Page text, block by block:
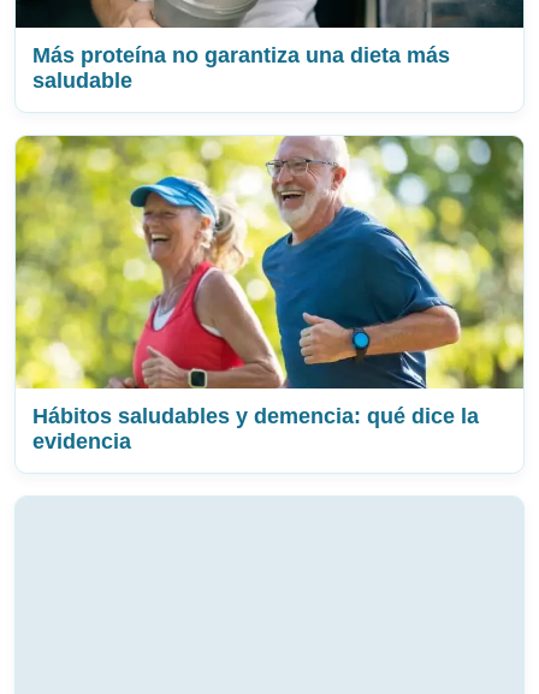
Más proteína no garantiza una dieta más
saludable
Hábitos saludables y demencia: qué dice la
evidencia